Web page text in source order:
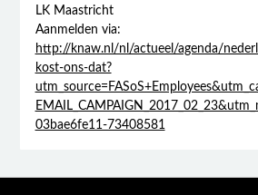
LK Maastricht
Aanmelden via:
http://knaw.nl/nl/actueel/agenda/
kost-ons-dat?
03bae6fe11-73408581